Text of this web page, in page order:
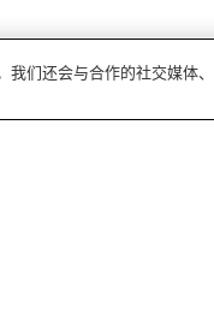
们还会与合作的社交媒体